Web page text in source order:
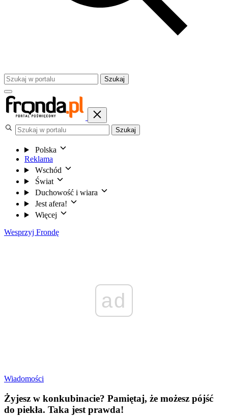
Szukaj
Szukaj
Polska
Reklama
Wschód
Świat
Duchowość i wiara
Jest afera!
Więcej
Wesprzyj Frondę
ad
Wiadomości
Żyjesz w konkubinacie? Pamiętaj, że możesz pójść
do piekła. Taka jest prawda!